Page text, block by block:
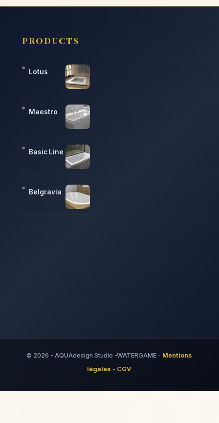
PRODUCTS
Lotus
Maestro
Basic Line
Belgravia
© 2026 - AQUAdesign Studio -WATERGAME - Mentions
légales - CGV